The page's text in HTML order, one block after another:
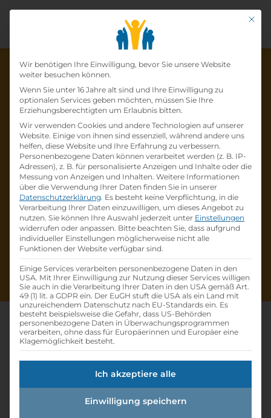
Die Lehrstelle wurde schon
besetzt!
Die LehrstelleLehre Mechatronik 2023bei
ZKW Lichtsysteme GmbHist schonbesetzt.
Firmenprofil besuchen
Andere Lehrstelle suchen
Lehre Mechatronik 2023
Offene Lehrstellen» Lehre Mechatronik
Mit
Datenschutz-
Wir benötigen Ihre Einwilligung, bevor Sie unsere Website
weiter besuchen können.
Wenn Sie unter 16 Jahre alt sind und Ihre Einwilligung zu
optionalen Services geben möchten, müssen Sie Ihre
Erziehungsberechtigten um Erlaubnis bitten.
Wir verwenden Cookies und andere Technologien auf unserer
Website. Einige von ihnen sind essenziell, während andere uns
helfen, diese Website und Ihre Erfahrung zu verbessern.
Personenbezogene Daten können verarbeitet werden (z. B. IP-
Adressen), z. B. für personalisierte Anzeigen und Inhalte oder die
Messung von Anzeigen und Inhalten. Weitere Informationen
über die Verwendung Ihrer Daten finden Sie in unserer
Datenschutzerklärung. Es besteht keine Verpflichtung, in die
Verarbeitung Ihrer Daten einzuwilligen, um dieses Angebot zu
nutzen. Sie können Ihre Auswahl jederzeit unter Einstellungen
widerrufen oder anpassen. Bitte beachten Sie, dass aufgrund
individueller Einstellungen möglicherweise nicht alle
Funktionen der Website verfügbar sind.
Einige Services verarbeiten personenbezogene Daten in den
USA. Mit Ihrer Einwilligung zur Nutzung dieser Services willigen
Sie auch in die Verarbeitung Ihrer Daten in den USA gemäß Art.
49 (1) lit. a GDPR ein. Der EuGH stuft die USA als ein Land mit
unzureichendem Datenschutz nach EU-Standards ein. Es
besteht beispielsweise die Gefahr, dass US-Behörden
personenbezogene Daten in Überwachungsprogrammen
verarbeiten, ohne dass für Europäerinnen und Europäer eine
Klagemöglichkeit besteht.
Ich akzeptiere alle
Einwilligung speichern